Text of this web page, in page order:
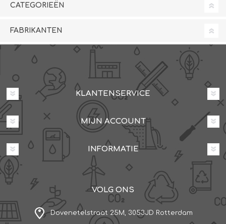
CATEGORIEËN
FABRIKANTEN
KLANTENSERVICE
MIJN ACCOUNT
INFORMATIE
VOLG ONS
Dovenetelstraat 25M, 3053JD Rotterdam